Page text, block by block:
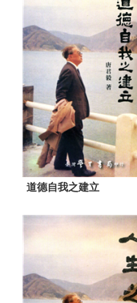
道德自我之建立